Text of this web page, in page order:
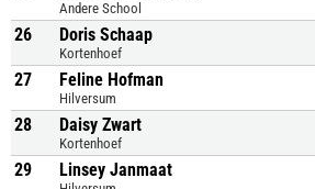
Andere School
26 Doris Schaap
Kortenhoef
27 Feline Hofman
Hilversum
28 Daisy Zwart
Kortenhoef
29 Linsey Janmaat